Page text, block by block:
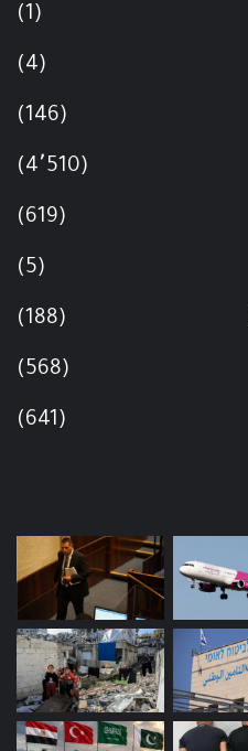
(1)
(4)
(146)
(4٬510)
(619)
(5)
(188)
(568)
(641)